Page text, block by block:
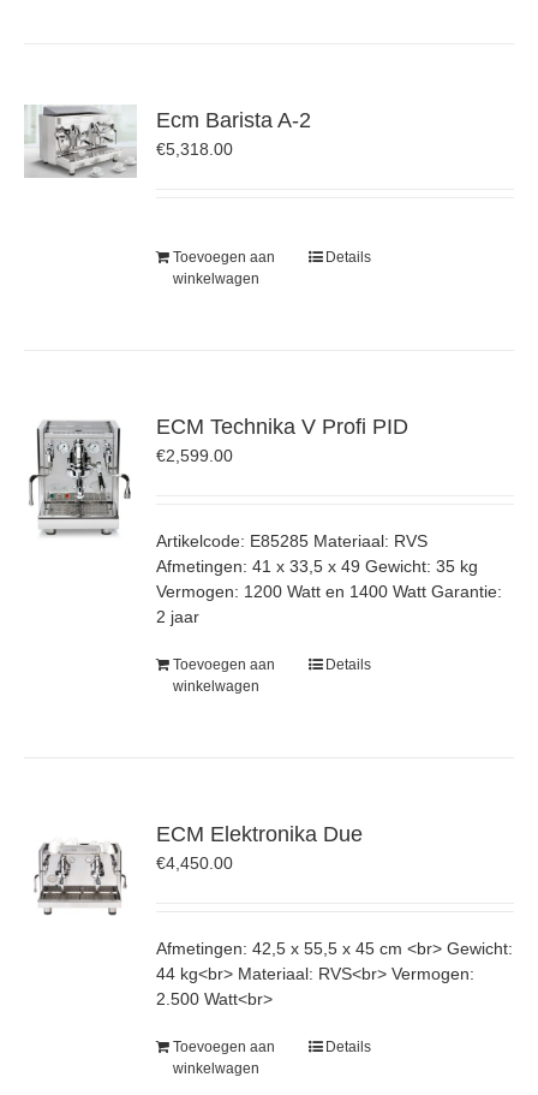
Ecm Barista A-2
€5,318.00
Toevoegen aan
winkelwagen
Details
ECM Technika V Profi PID
€2,599.00
Artikelcode: E85285 Materiaal: RVS
Afmetingen: 41 x 33,5 x 49 Gewicht: 35 kg
Vermogen: 1200 Watt en 1400 Watt Garantie:
2 jaar
Toevoegen aan
winkelwagen
Details
ECM Elektronika Due
€4,450.00
Afmetingen: 42,5 x 55,5 x 45 cm <br> Gewicht:
44 kg<br> Materiaal: RVS<br> Vermogen:
2.500 Watt<br>
Toevoegen aan
winkelwagen
Details